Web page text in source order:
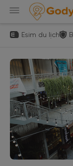
Esim du lịch